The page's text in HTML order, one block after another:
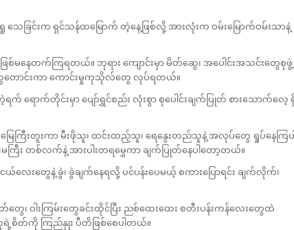
ခြင်းက ရှင်သန်ထမြောက် တဲ့နေ့ဖြစ်လို့ အားလုံးက ဝမ်းမြောက်ဝမ်းသာနဲ့
ြစ်မနေတက်ကြရတယ်။ ဘုရား ကျောင်းမှာ မိတ်ဆွေ၊ အပေါင်းအသင်းတွေစုဖွဲ့
တွေတောင်းကာ ကောင်းမှုကုသိုလ်တွေ လုပ်ရတယ်။
က် ရောက်တိုင်းမှာ ပျော်ရွှင်စည်း လုံးစွာ စုပေါင်းချက်ပြုတ် စားသောက်လေ့
ကြီးတူးကာ မီးဖိုသူ၊ ထင်းထည့်သူ၊ ရေနွေးတည်သူနဲ့ အလုပ်တွေ ရှုပ်နေကြပ
ြီး တစ်လက်နဲ့ အားပါးတရမွှေကာ ချက်ပြုတ်နေပါတော့တယ်။
တွေနဲ့ ခွဲ၊ ခွဲချက်နေရလို့ ပင်ပန်းပေမယ့် စကားပြောရင်း ချက်လိုက်၊
၊ ဝါးကြမ်းတွေခင်းထိုင်ပြီး ညစ်ထေးထေး စတီးပန်းကန်လေးတွေထဲ
ရဲ့စိတ်ကို ကြည်နှုး ပီတိဖြစ်စေပါတယ်။